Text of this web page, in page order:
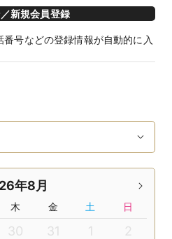
新規会員登録
号などの登録情報が自動的に入
年8月
木 金 土 日
30 31 1 2